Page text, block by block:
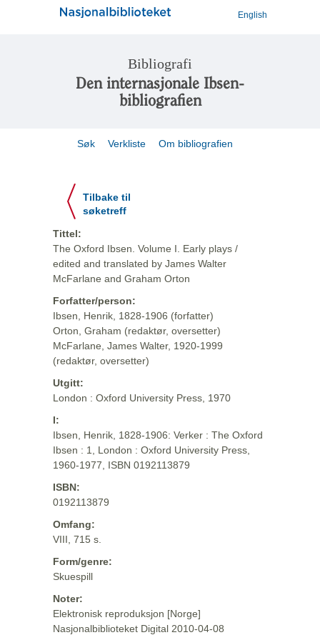
English
Bibliografi
Den internasjonale Ibsen-
bibliografien
Søk Verkliste Om bibliografien
Tilbake til
søketreff
Tittel:
The Oxford Ibsen. Volume I. Early plays /
edited and translated by James Walter
McFarlane and Graham Orton
Forfatter/person:
Ibsen, Henrik, 1828-1906 (forfatter)
Orton, Graham (redaktør, oversetter)
McFarlane, James Walter, 1920-1999
(redaktør, oversetter)
Utgitt:
London : Oxford University Press, 1970
I:
Ibsen, Henrik, 1828-1906: Verker : The Oxford
Ibsen : 1, London : Oxford University Press,
1960-1977, ISBN 0192113879
ISBN:
0192113879
Omfang:
VIII, 715 s.
Form/genre:
Skuespill
Noter:
Elektronisk reproduksjon [Norge]
Nasjonalbiblioteket Digital 2010-04-08